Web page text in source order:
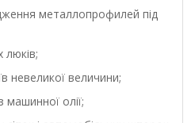
металлопрофилей під
люків;
невеликої величини;
олії;